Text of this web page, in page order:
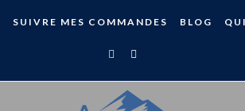
SUIVRE MES COMMANDES BLOG